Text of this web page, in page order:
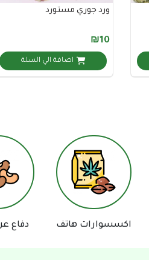
ورد جوري مستورد
₪10
اضافة الي السلة
هاتف دفاع عن النفس